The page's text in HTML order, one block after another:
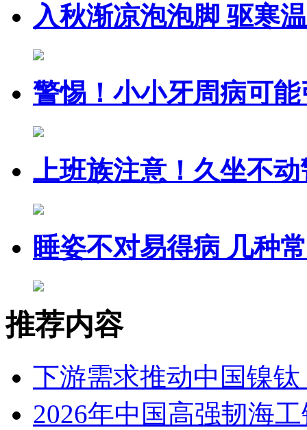
入秋渐凉泡泡脚 驱寒
警惕！小小牙周病可
上班族注意！久坐不
睡姿不对易得病 几种
推荐内容
下游需求推动中国镍
2026年中国高强韧海